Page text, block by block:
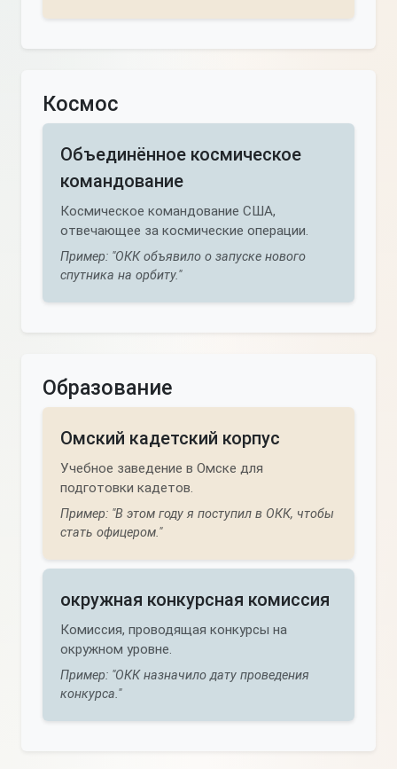
Космос
Объединённое космическое
командование
Космическое командование США,
отвечающее за космические операции.
Пример: "ОКК объявило о запуске нового
спутника на орбиту."
Образование
Омский кадетский корпус
Учебное заведение в Омске для
подготовки кадетов.
Пример: "В этом году я поступил в ОКК, чтобы
стать офицером."
окружная конкурсная комиссия
Комиссия, проводящая конкурсы на
окружном уровне.
Пример: "ОКК назначило дату проведения
конкурса."